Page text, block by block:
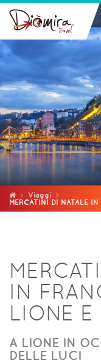
Viaggi
MERCATINI DI NATALE IN
IN
LIONE E
A LIONE IN
DELLE LUCI